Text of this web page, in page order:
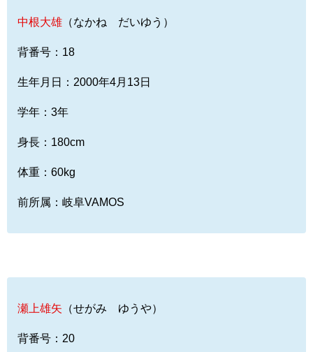
中根大雄 （なかね だいゆう）
背番号：18
生年月日：2000年4月13日
学年：3年
身長：180cm
体重：60kg
前所属：岐阜VAMOS
瀬上雄矢 （せがみ ゆうや）
背番号：20